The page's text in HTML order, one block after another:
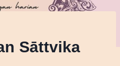
Sāttvika